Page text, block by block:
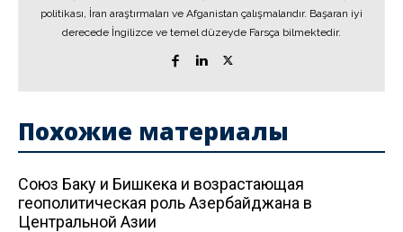
politikası, İran araştırmaları ve Afganistan çalışmalarıdır. Başaran iyi
derecede İngilizce ve temel düzeyde Farsça bilmektedir.
Похожие материалы
Союз Баку и Бишкека и возрастающая
геополитическая роль Азербайджана в
Центральной Азии